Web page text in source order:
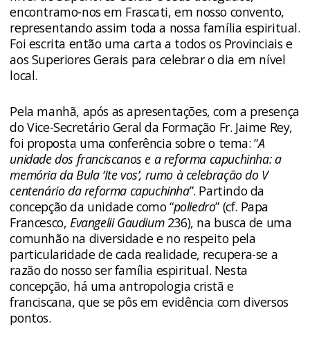
encontramo-nos em Frascati, em nosso convento,
representando assim toda a nossa família espiritual.
Foi escrita então uma carta a todos os Provinciais e
aos Superiores Gerais para celebrar o dia em nível
local.
Pela manhã, após as apresentações, com a presença
do Vice-Secretário Geral da Formação Fr. Jaime Rey,
foi proposta uma conferência sobre o tema: “A
unidade dos franciscanos e a reforma capuchinha: a
memória da Bula ‘Ite vos’, rumo à celebração do V
centenário da reforma capuchinha”. Partindo da
concepção da unidade como “poliedro” (cf. Papa
Francesco, Evangelii Gaudium236), na busca de uma
comunhão na diversidade e no respeito pela
particularidade de cada realidade, recupera-se a
razão do nosso ser família espiritual. Nesta
concepção, há uma antropologia cristã e
franciscana, que se pôs em evidência com diversos
pontos.